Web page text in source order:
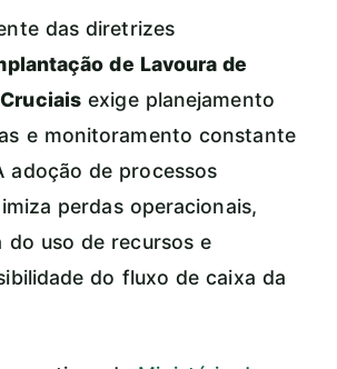
das diretrizes
de Lavoura de
exige planejamento
e monitoramento constante
adoção de processos
perdas operacionais,
do uso de recursos e
do fluxo de caixa da